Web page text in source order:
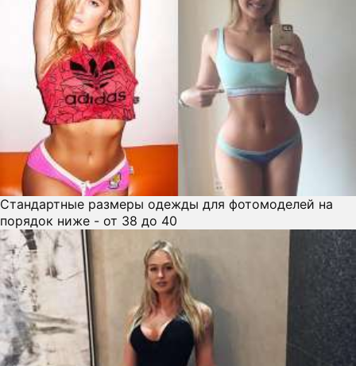
Стандартные размеры одежды для фотомоделей на
порядок ниже - от 38 до 40